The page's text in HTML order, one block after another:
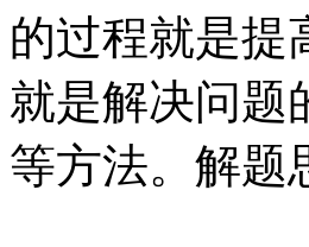
的过程就是提
就是解决问题
等方法。解题